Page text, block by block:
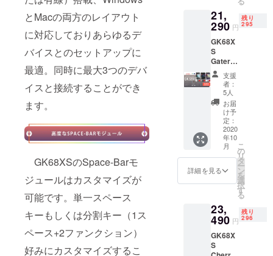
とMacの両方のレイアウト
に対応しておりあらゆるデ
バイスとのセットアップに
最適。同時に最大3つのデバ
イスと接続することができ
ます。
GK68XSのSpace-Barモ
ジュールはカスタマイズが
可能です。単一スペース
キーもしくは分割キー（1ス
ペース+2ファンクション）
好みにカスタマイズするこ
ホット
スワッ
プス
イッ
チ、
GSAプ
ロファ
イル及
びPBT
キー
キャッ
●Windo
wsと
Macレ
イアウ
トをサ
ニカル
スイッ
軸、黒
軸、茶
●Blueto
oth5.1
と
1900m
Ahバッ
テリー
が搭載
されま
した。
ワイヤ
レス/有
線切り
替え可
●1680
万色
RGB
ホット
スワッ
プス
イッ
チ、
21,
290 円
残り
295
GK68X
S
Gatero
nスイッ
チワイ
ヤレス/
有線切
り替え
可能メ
カニカ
ルキー
ボード
（CNC
アルミ
ニウム
シエ
●Space
-Bar
キーが
カスタ
マイズ
支援
者：
5人
お届
け予
定：
2020
年10
月
詳細を見る
こ
の
リ
タ
ー
ン
を
選
択
す
る
23,
490 円
残り
296
GK68X
S